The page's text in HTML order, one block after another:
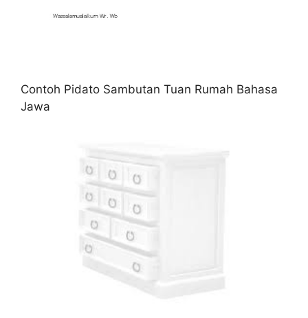
Contoh Pidato Sambutan Tuan Rumah Bahasa
Jawa